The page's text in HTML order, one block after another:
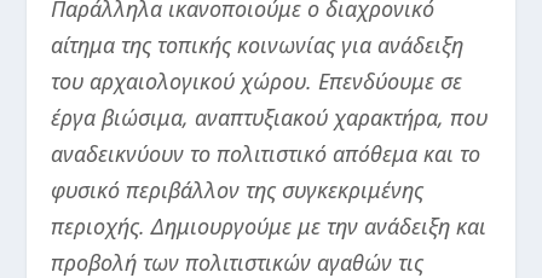
Παράλληλα ικανοποιούμε ο διαχρονικό
αίτημα της τοπικής κοινωνίας για ανάδειξη
του αρχαιολογικού χώρου. Επενδύουμε σε
έργα βιώσιμα, αναπτυξιακού χαρακτήρα, που
αναδεικνύουν το πολιτιστικό απόθεμα και το
φυσικό περιβάλλον της συγκεκριμένης
περιοχής. Δημιουργούμε με την ανάδειξη και
προβολή των πολιτιστικών αγαθών τις